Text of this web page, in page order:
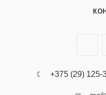
+375 (29) 125-